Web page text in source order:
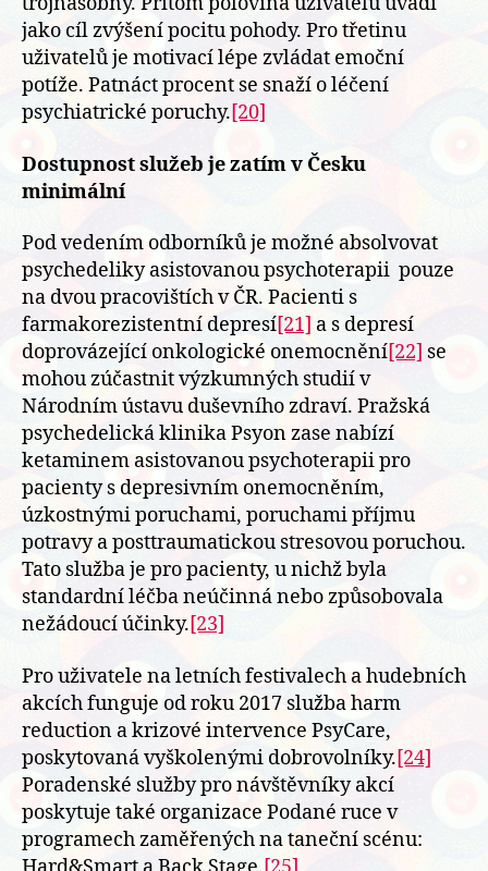
jako cíl zvýšení pocitu pohody. Pro třetinu
uživatelů je motivací lépe zvládat emoční
potíže. Patnáct procent se snaží o léčení
psychiatrické poruchy.[20]
Dostupnost služeb je zatím v Česku
minimální
Pod vedením odborníků je možné absolvovat
psychedeliky asistovanou psychoterapii pouze
na dvou pracovištích v ČR. Pacienti s
farmakorezistentní depresí[21] a s depresí
doprovázející onkologické onemocnění[22] se
mohou zúčastnit výzkumných studií v
Národním ústavu duševního zdraví. Pražská
psychedelická klinika Psyon zase nabízí
ketaminem asistovanou psychoterapii pro
pacienty s depresivním onemocněním,
úzkostnými poruchami, poruchami příjmu
potravy a posttraumatickou stresovou poruchou.
Tato služba je pro pacienty, u nichž byla
standardní léčba neúčinná nebo způsobovala
nežádoucí účinky.[23]
Pro uživatele na letních festivalech a hudebních
akcích funguje od roku 2017 služba harm
reduction a krizové intervence PsyCare,
poskytovaná vyškolenými dobrovolníky.[24]
Poradenské služby pro návštěvníky akcí
poskytuje také organizace Podané ruce v
programech zaměřených na taneční scénu: